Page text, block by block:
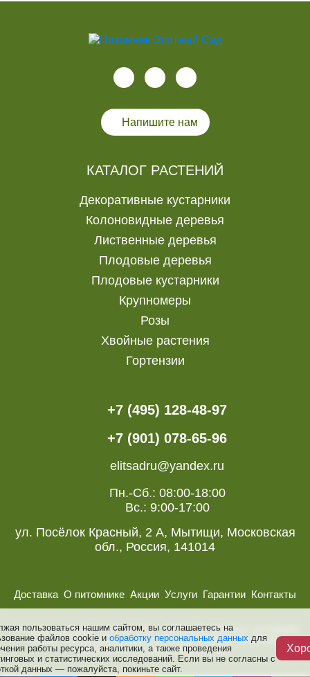
Напишите нам
КАТАЛОГ РАСТЕНИЙ
Декоративные кустарники
Колоновидные деревья
Лиственные деревья
Плодовые деревья
Плодовые кустарники
Крупномеры
Розы
Хвойные растения
Гортензии
+7 (495) 128-48-97
+7 (901) 078-65-96
elitsadru@yandex.ru
Пн.-Сб.: 08:00-18:00
Вс.: 9:00-17:00
ул. Посёлок Красный, 2 А, Мытищи, Московская
обл., Россия, 141014
Доставка О питомнике Акции Услуги Гарантии Контакты
Питомник растений “Элитный Сад ”, 2008-2026. Деревья, кустарники
и розы. Все авторские права, включая смежные авторские,
сохраняются за правообладателями.
пользоваться нашим сайтом, вы соглашаетесь на
файлов cookie и обработку персональных данных для
работы ресурса, аналитики, а также проведения
и статистических исследований. Если вы не согласны с
данных — пожалуйста, покиньте сайт.